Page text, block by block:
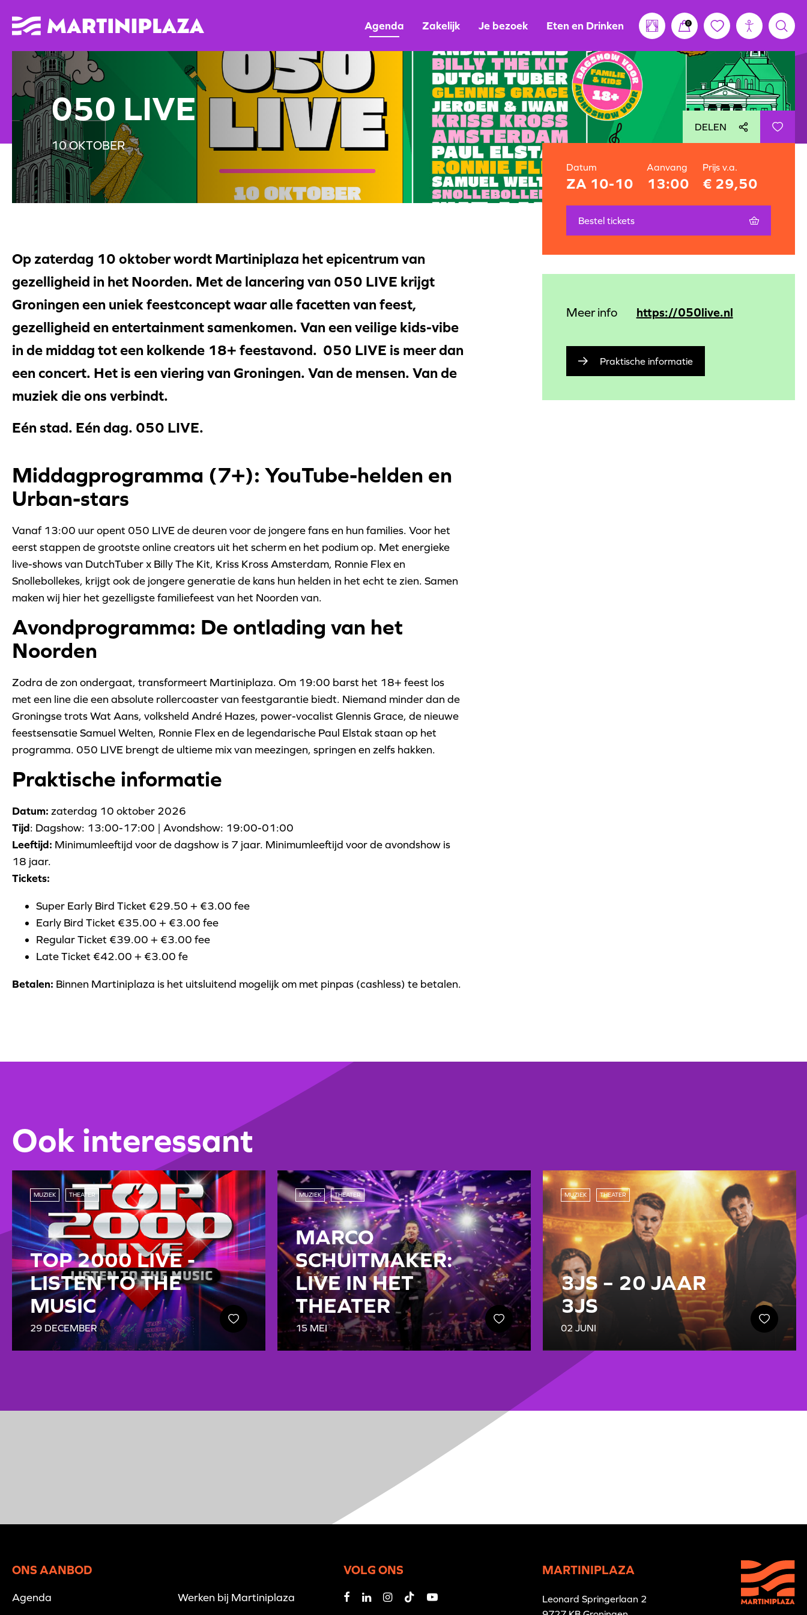
Agenda Zakelijk Je bezoek Eten en Drinken 0
050 LIVE
10 OKTOBER
Op zaterdag 10 oktober wordt Martiniplaza het epicentrum van
gezelligheid in het Noorden. Met de lancering van 050 LIVE krijgt
Groningen een uniek feestconcept waar alle facetten van feest,
gezelligheid en entertainment samenkomen. Van een veilige kids-vibe
in de middag tot een kolkende 18+ feestavond. 050 LIVE is meer dan
een concert. Het is een viering van Groningen. Van de mensen. Van de
muziek die ons verbindt.
Eén stad. Eén dag. 050 LIVE.
Middagprogramma (7+): YouTube-helden en
Urban-stars
Vanaf 13:00 uur opent 050 LIVE de deuren voor de jongere fans en hun families. Voor het
eerst stappen de grootste online creators uit het scherm en het podium op. Met energieke
live-shows van DutchTuber x Billy The Kit, Kriss Kross Amsterdam, Ronnie Flex en
Snollebollekes, krijgt ook de jongere generatie de kans hun helden in het echt te zien. Samen
maken wij hier het gezelligste familiefeest van het Noorden van.
Avondprogramma: De ontlading van het
Noorden
Zodra de zon ondergaat, transformeert Martiniplaza. Om 19:00 barst het 18+ feest los
met een line die een absolute rollercoaster van feestgarantie biedt. Niemand minder dan de
Groningse trots Wat Aans, volksheld André Hazes, power-vocalist Glennis Grace, de nieuwe
feestsensatie Samuel Welten, Ronnie Flex en de legendarische Paul Elstak staan op het
programma. 050 LIVE brengt de ultieme mix van meezingen, springen en zelfs hakken.
Praktische informatie
Datum: zaterdag 10 oktober 2026
Tijd: Dagshow: 13:00-17:00 | Avondshow: 19:00-01:00
Leeftijd: Minimumleeftijd voor de dagshow is 7 jaar. Minimumleeftijd voor de avondshow is
18 jaar.
Tickets:
Super Early Bird Ticket €29.50 + €3.00 fee
Early Bird Ticket €35.00 + €3.00 fee
Regular Ticket €39.00 + €3.00 fee
Late Ticket €42.00 + €3.00 fe
Betalen: Binnen Martiniplaza is het uitsluitend mogelijk om met pinpas (cashless) te betalen.
DELEN
Datum
ZA 10-10
Aanvang
13:00
Prijs v.a.
€ 29,50
Bestel tickets
Meer info https://050live.nl
Praktische informatie
Ook interessant
MUZIEK THEATER
TOP 2000 LIVE -
LISTEN TO THE
MUSIC
29 DECEMBER
MUZIEK THEATER
MARCO
SCHUITMAKER:
LIVE IN HET
THEATER
15 MEI
MUZIEK THEATER
3JS – 20 JAAR
3JS
02 JUNI
ONS AANBOD
Agenda
Werken bij Martiniplaza
VOLG ONS MARTINIPLAZA
Leonard Springerlaan 2